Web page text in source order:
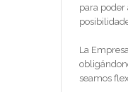
para
La
seamos